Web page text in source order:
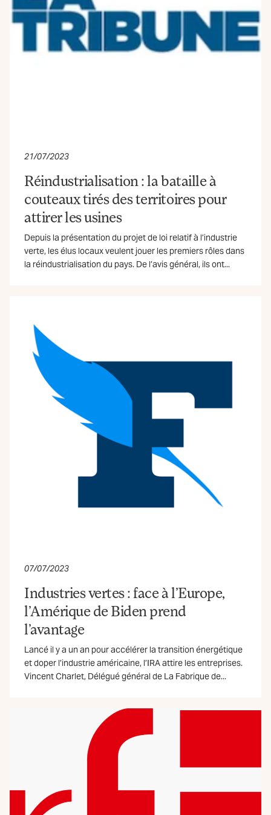
21/07/2023
Réindustrialisation : la bataille à
couteaux tirés des territoires pour
attirer les usines
Depuis la présentation du projet de loi relatif à l’industrie
verte, les élus locaux veulent jouer les premiers rôles dans
la réindustrialisation du pays. De l’avis général, ils ont...
07/07/2023
Industries vertes : face à l’Europe,
l’Amérique de Biden prend
l’avantage
Lancé il y a un an pour accélérer la transition énergétique
et doper l’industrie américaine, l’IRA attire les entreprises.
Vincent Charlet, Délégué général de La Fabrique de...